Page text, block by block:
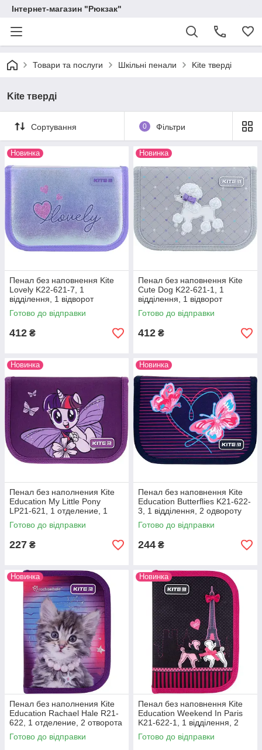
Інтернет-магазин "Рюкзак"
Товари та послуги Шкільні пенали Kite тверді
Kite тверді
Сортування 0 Фільтри
Новинка
Пенал без наповнення Kite
Lovely K22-621-7, 1
відділення, 1 відворот
Готово до відправки
412 ₴
Новинка
Пенал без наповнення Kite
Cute Dog K22-621-1, 1
відділення, 1 відворот
Готово до відправки
412 ₴
Новинка
Пенал без наполнения Kite
Education My Little Pony
LP21-621, 1 отделение, 1
отворот
Готово до відправки
227 ₴
Новинка
Пенал без наповнення Kite
Education Butterflies K21-622-
3, 1 відділення, 2 одвороту
Готово до відправки
244 ₴
Новинка
Пенал без наполнения Kite
Education Rachael Hale R21-
622, 1 отделение, 2 отворота
Готово до відправки
Новинка
Пенал без наповнення Kite
Education Weekend In Paris
K21-622-1, 1 відділення, 2
одвороту
Готово до відправки